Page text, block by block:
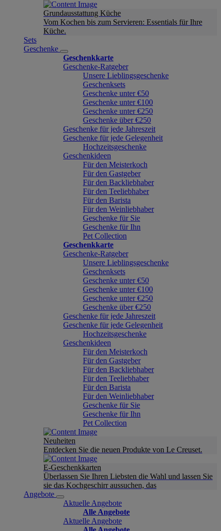
Grundausstattung Küche
Vom Kochen bis zum Servieren: Essentials für Ihre
Küche.
Sets
Geschenke
Geschenkkarte
Geschenke-Ratgeber
Unsere Lieblingsgeschenke
Geschenksets
Geschenke unter €50
Geschenke unter €100
Geschenke unter €250
Geschenke über €250
Geschenke für jede Jahreszeit
Geschenke für jede Gelegenheit
Hochzeitsgeschenke
Geschenkideen
Für den Meisterkoch
Für den Gastgeber
Für den Backliebhaber
Für den Teeliebhaber
Für den Barista
Für den Weinliebhaber
Geschenke für Sie
Geschenke für Ihn
Pet Collection
Geschenkkarte
Geschenke-Ratgeber
Unsere Lieblingsgeschenke
Geschenksets
Geschenke unter €50
Geschenke unter €100
Geschenke unter €250
Geschenke über €250
Geschenke für jede Jahreszeit
Geschenke für jede Gelegenheit
Hochzeitsgeschenke
Geschenkideen
Für den Meisterkoch
Für den Gastgeber
Für den Backliebhaber
Für den Teeliebhaber
Für den Barista
Für den Weinliebhaber
Geschenke für Sie
Geschenke für Ihn
Pet Collection
Neuheiten
Entdecken Sie die neuen Produkte von Le Creuset.
E-Geschenkkarten
Überlassen Sie Ihren Liebsten die Wahl und lassen Sie
sie das Kochgeschirr aussuchen, das
Angebote
Aktuelle Angebote
Alle Angebote
Aktuelle Angebote